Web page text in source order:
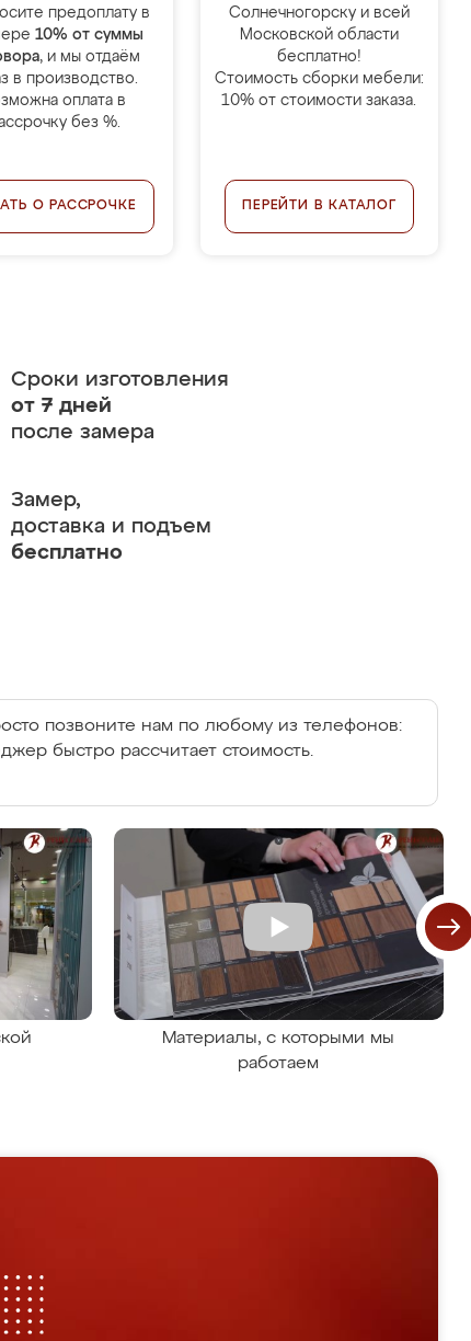
предоплату в
10% от суммы
, и мы отдаём
в производство.
оплата в
без %.
О РАССРОЧКЕ
Солнечногорску и всей
Московской области
бесплатно!
Стоимость сборки мебели:
10% от стоимости заказа.
ПЕРЕЙТИ В КАТАЛОГ
Сроки изготовления
от 7 дней
после замера
Замер,
доставка и подъем
бесплатно
позвоните нам по любому из телефонов:
быстро рассчитает стоимость.
Материалы, с которыми мы
работаем